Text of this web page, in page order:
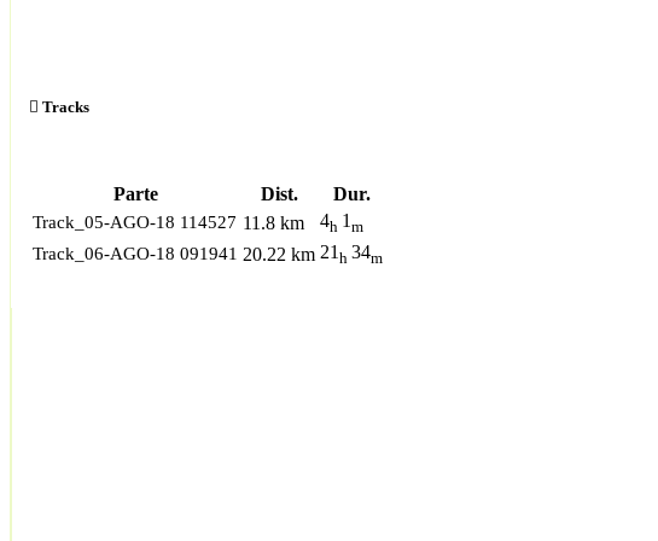
Tracks
Parte Dist. Dur.
Track_05-AGO-18 114527 11.8 km 4h 1 m
Track_06-AGO-18 091941 20.22 km 21 h 34m